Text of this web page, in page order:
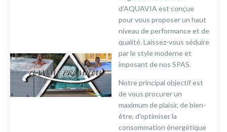
d'AQUAVIA est conçue
pour vous proposer un haut
niveau de performance et de
qualité. Laissez-vous séduire
par le style moderne et
imposant de nos SPAS.
Notre principal objectif est
de vous procurer un
maximum de plaisir, de bien-
être, d'optimiser la
consommation énergétique